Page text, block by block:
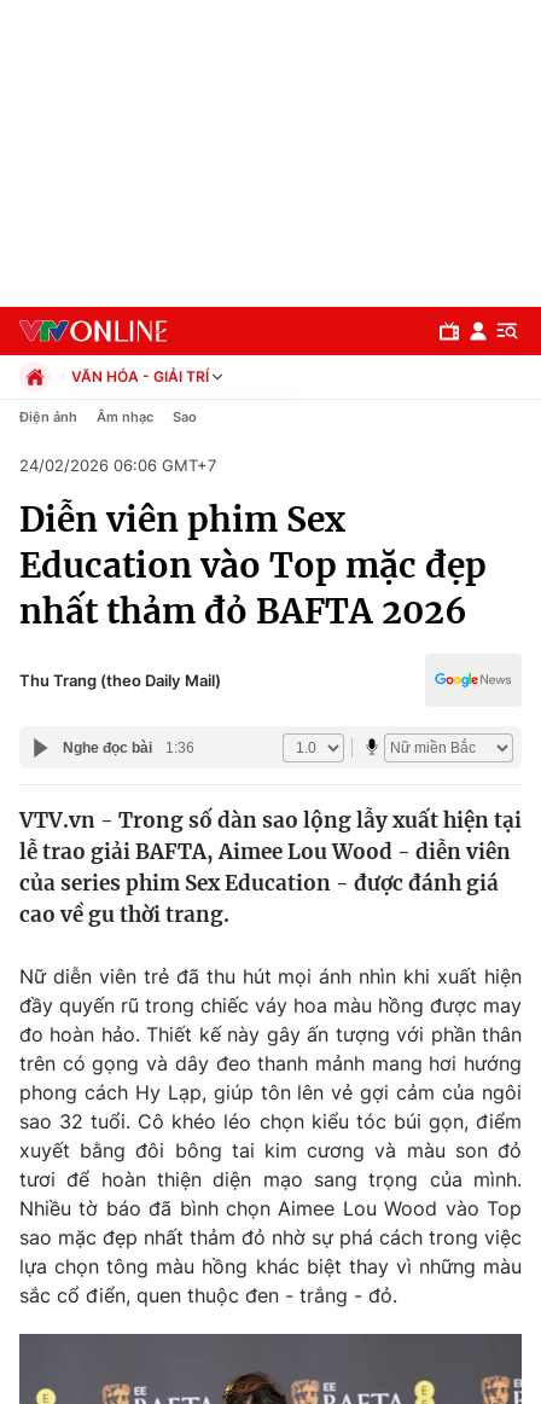
Chuyên mục
Chính trị
Xã hội
Pháp luật
Y tế
Thế giới
Tin tức
Thế giới đó đây
Câu chuyện quốc tế
Kinh tế
Thị trường
Góc doanh nghiệp
Dữ liệu và đời sống
Truyền hình
Phim VTV
Hậu trường
Nhân vật
Khán giả
Giải sao mai
Giải trí
Điện ảnh
Âm nhạc
Sao
Đời sống
Du lịch
Làm đẹp
Giáo dục
Tuyển sinh
Hitech Công nghệ tương lai
Giao lưu trực tuyến
VĂN HÓA - GIẢI TRÍ
Chính trị
Pháp luật
Kinh tế
Thể thao
Truyền hình
Văn hóa - Giải trí
Công nghệ
Điện ảnh Âm nhạc Sao
24/02/2026 06:06 GMT+7
Diễn viên phim Sex
Education vào Top mặc đẹp
nhất thảm đỏ BAFTA 2026
Thu Trang (theo Daily Mail)
Nghe đọc bài 1:36
VTV.vn - Trong số dàn sao lộng lẫy xuất hiện tại
lễ trao giải BAFTA, Aimee Lou Wood - diễn viên
của series phim Sex Education - được đánh giá
cao về gu thời trang.
Nữ diễn viên trẻ đã thu hút mọi ánh nhìn khi xuất hiện
đầy quyến rũ trong chiếc váy hoa màu hồng được may
đo hoàn hảo. Thiết kế này gây ấn tượng với phần thân
trên có gọng và dây đeo thanh mảnh mang hơi hướng
phong cách Hy Lạp, giúp tôn lên vẻ gợi cảm của ngôi
sao 32 tuổi. Cô khéo léo chọn kiểu tóc búi gọn, điểm
xuyết bằng đôi bông tai kim cương và màu son đỏ
tươi để hoàn thiện diện mạo sang trọng của mình.
Nhiều tờ báo đã bình chọn Aimee Lou Wood vào Top
sao mặc đẹp nhất thảm đỏ nhờ sự phá cách trong việc
lựa chọn tông màu hồng khác biệt thay vì những màu
sắc cổ điển, quen thuộc đen - trắng - đỏ.